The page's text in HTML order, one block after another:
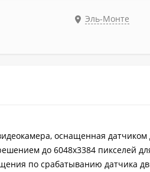
Эль-Монте
оснащенная
до 6048х3384 пикселей
по срабатыванию датчика